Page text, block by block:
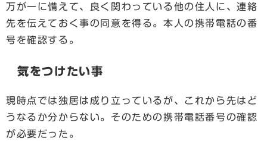
万が一に備えて、良く関わっている他の住人に、連絡
先を伝えておく事の同意を得る。本人の携帯電話の番
号を確認する。
気をつけたい事
現時点では独居は成り立っているが、これから先はど
うなるか分からない。そのための携帯電話番号の確認
が必要だった。